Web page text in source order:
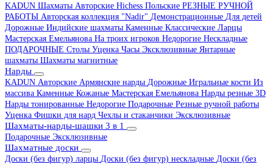
KADUN Шахматы Авторские Hichess Польские РЕЗНЫЕ РУЧНОЙ
РАБОТЫ Авторская коллекция "Nadir" Демонстрационные Для детей
Дорожные Индийские шахматы Каменные Классические Ларцы
Мастерская Емельянова На троих игроков Недорогие Нескладные
ПОДАРОЧНЫЕ Столы Уценка Часы Эксклюзивные Янтарные
шахматы Шахматы магнитные
Нарды
KADUN Авторские Армянские нарды Дорожные Игральные кости Из
массива Каменные Кожаные Мастерская Емельянова Нарды резные 3D
Нарды тонированные Недорогие Подарочные Резные ручной работы
Уценка Фишки для нард Чехлы и стаканчики Эксклюзивные
Шахматы-нарды-шашки 3 в 1
Подарочные Эксклюзивные
Шахматные доски
Доски (без фигур) ларцы Доски (без фигур) нескладные Доски (без